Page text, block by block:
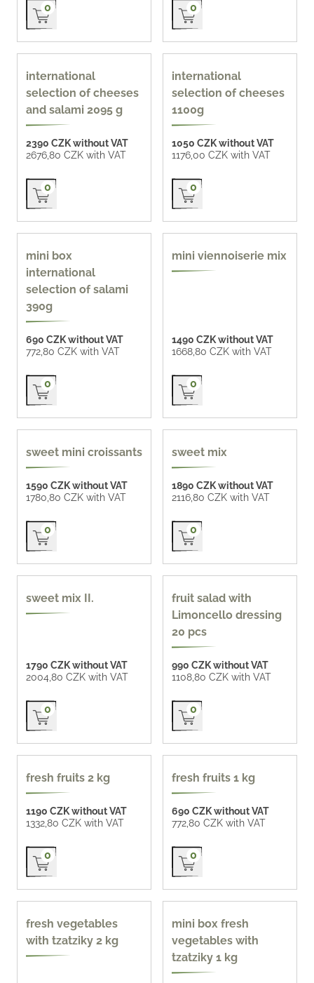
Přidat do košíku
0 Přidat do košíku
0
international
selection of cheeses
and salami 2095 g
2390 CZK without VAT
2676,80 CZK with VAT
Přidat do košíku
0
international
selection of cheeses
1100g
1050 CZK without VAT
1176,00 CZK with VAT
Přidat do košíku
0
mini box
international
selection of salami
390g
690 CZK without VAT
772,80 CZK with VAT
Přidat do košíku
0
homemade 66 CZK /
mini viennoiserie mix
1490 CZK without VAT
1668,80 CZK with VAT
Přidat do košíku
0
homemade 71 CZK / pc
sweet mini croissants
1590 CZK without VAT
1780,80 CZK with VAT
Přidat do košíku
0
popular
sweet mix
1890 CZK without VAT
2116,80 CZK with VAT
Přidat do košíku
0
sweet mix II.
1790 CZK without VAT
2004,80 CZK with VAT
Přidat do košíku
0
fruit salad with
Limoncello dressing
20 pcs
990 CZK without VAT
1108,80 CZK with VAT
Přidat do košíku
0
popular
fresh fruits 2 kg
1190 CZK without VAT
1332,80 CZK with VAT
Přidat do košíku
0
fresh fruits 1 kg
690 CZK without VAT
772,80 CZK with VAT
Přidat do košíku
0
fresh vegetables
with tzatziky 2 kg
mini box fresh
vegetables with
tzatziky 1 kg